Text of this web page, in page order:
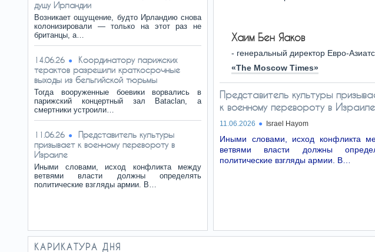
душу Ирландии
Возникает ощущение, будто Ирландию снова
колонизировали — только на этот раз не
британцы, а…
14.06.26
Координатору парижских
терактов разрешили краткосрочные
выходы из бельгийской тюрьмы
Тогда вооруженные боевики ворвались в
парижский концертный зал Bataclan, а
смертники устроили…
11.06.26
Представитель культуры
призывает к военному перевороту в
Израиле
Иными словами, исход конфликта между
ветвями власти должны определять
политические взгляды армии. В…
Хаим Бен Яаков
- генеральный директор Евро-
«The Moscow Times»
Представитель культуры
к военному перевороту в Израиле
11.06.2026 Israel Hayom
Иными словами, исход конфликта
ветвями власти должны
политические взгляды армии. В…
КАРИКАТУРА ДНЯ